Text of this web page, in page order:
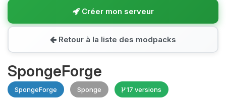
Créer mon serveur
Retour à la liste des modpacks
SpongeForge
SpongeForge Sponge 17 versions